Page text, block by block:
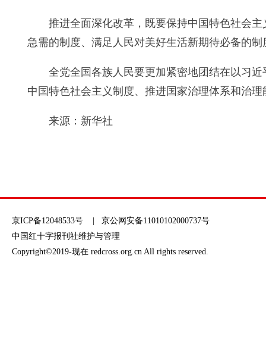
推进全面深化改革，既要保持中国特色社会
急需的制度、满足人民对美好生活新期待必备的
全党全国各族人民要更加紧密地团结在以习
中国特色社会主义制度、推进国家治理体系和治
来源：新华社
京ICP备12048533号 | 京公网安备11010102000737号
中国红十字报刊社维护与管理
Copyright©2019-现在 redcross.org.cn All rights reserved.